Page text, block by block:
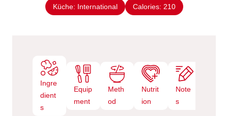
t
Küche: International Calories: 210
Ingre
dient
s
Equip
ment
Meth
od
Nutrit
ion
Note
s